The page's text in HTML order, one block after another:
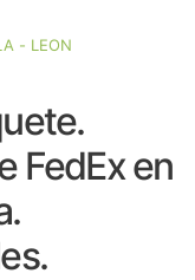
- LEON
FedEx en